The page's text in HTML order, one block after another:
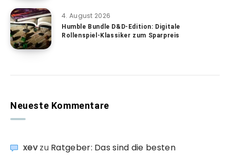
4. August 2026
Humble Bundle D&D-Edition: Digitale
Rollenspiel-Klassiker zum Sparpreis
Neueste Kommentare
xevzu Ratgeber: Das sind die besten